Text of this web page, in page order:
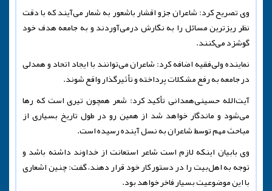
وی تصریح کرد: شاعران جزو اقشار باشعور به شمار می‌آیند که با دقت
نظر ریزترین مسائل را به نگارش درمی‌آوردند و به جامعه هدف خود
گوشزد می‌کنند.
نماینده ولی‌فقیه اضافه کرد: شاعران می‌توانند با ایجاد اتحاد و همدلی
در جامعه به رفع مشکلات پرداخته و تأثیرگذار واقع شوند.
آیت‌الله حسینی‌همدانی تأکید کرد: شعر همچون تیری است که رها
می‌شود و ماندگار خواهد شد از همین رو در طول تاریخ بسیاری از
مباحث مهم توسط شاعران به نسل آینده رسیده است.
وی بابیان اینکه لازم است شاعر استعانت از خداوند داشته باشد و
توجه به اهل‌بیت را در دستور کار خود قرار دهند، گفت: چنین اشعاری
با این موضوعیت بسیار فاخر خواهد بود.